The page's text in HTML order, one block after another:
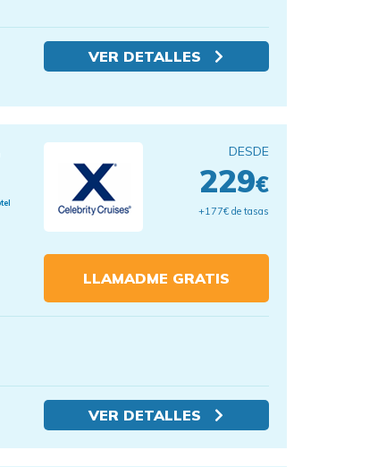
VER DETALLES
DESDE
229€
+177€ de tasas
LLAMADME GRATIS
VER DETALLES